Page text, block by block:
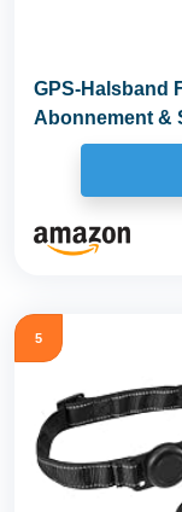
GPS-Halsband
Abonnement &
5